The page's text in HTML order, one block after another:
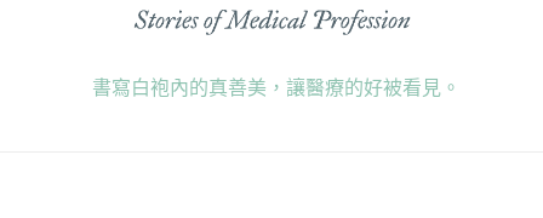
書寫白袍內的真善美，讓醫療的好被看見。